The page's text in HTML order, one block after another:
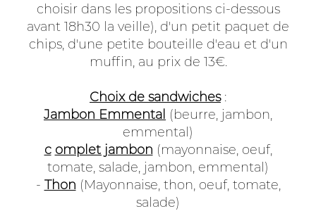
choisir dans les propositions ci-dessous
avant 18h30 la veille), d'un petit paquet de
chips, d'une petite bouteille d'eau et d'un
muffin, au prix de 13€.
Choix de sandwiches:
Jambon Emmental (beurre, jambon,
emmental)
c omplet jambon (mayonnaise, oeuf,
tomate, salade, jambon, emmental)
- Thon (Mayonnaise, thon, oeuf, tomate,
salade)